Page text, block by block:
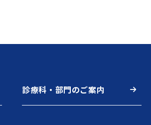
診療科・部門のご案内